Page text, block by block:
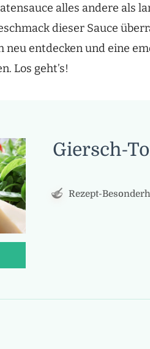
alles andere als
dieser Sauce
neu entdecken und eine
Los geht’s!
Giersch-
Rezept-